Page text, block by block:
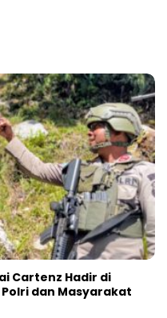
Cartenz Hadir di
dan Masyarakat